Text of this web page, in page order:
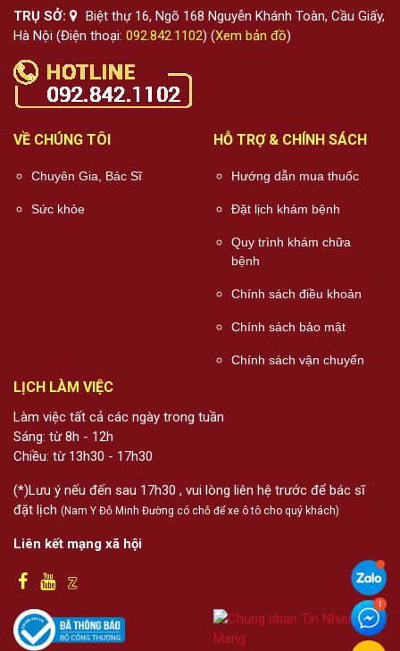
TRỤ SỞ:
Biệt thự 16, Ngõ 168 Nguyễn Khánh Toàn, Cầu Giấy,
Hà Nội (Điện thoại: 092.842.1102) (Xem bản đồ)
VỀ CHÚNG TÔI
Chuyên Gia, Bác Sĩ
Sức khỏe
HỖ TRỢ & CHÍNH SÁCH
Hướng dẫn mua thuốc
Đặt lịch khám bệnh
Quy trình khám chữa
bệnh
Chính sách điều khoản
Chính sách bảo mật
Chính sách vận chuyển
LỊCH LÀM VIỆC
Làm việc tất cả các ngày trong tuần
Sáng: từ 8h - 12h
Chiều: từ 13h30 - 17h30
(*)Lưu ý nếu đến sau 17h30 , vui lòng liên hệ trước để bác sĩ
đặt lịch (Nam Y Đỗ Minh Đường có chỗ để xe ô tô cho quý khách)
Liên kết mạng xã hội